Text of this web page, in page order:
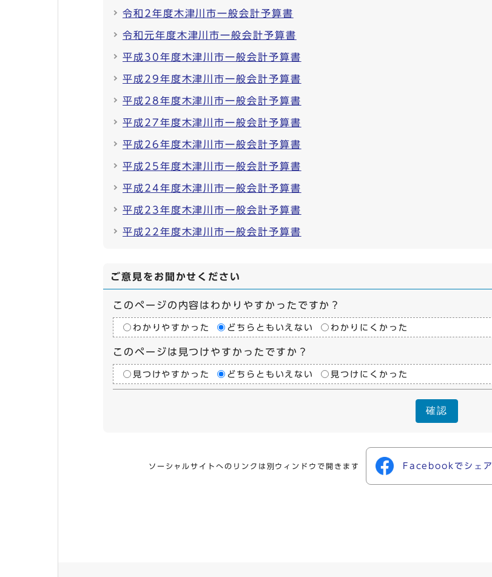
令和2年度木津川市一般会計予算書
令和元年度木津川市一般会計予算書
平成30年度木津川市一般会計予算書
平成29年度木津川市一般会計予算書
平成28年度木津川市一般会計予算書
平成27年度木津川市一般会計予算書
平成26年度木津川市一般会計予算書
平成25年度木津川市一般会計予算書
平成24年度木津川市一般会計予算書
平成23年度木津川市一般会計予算書
平成22年度木津川市一般会計予算書
ご意見をお聞かせください
このページの内容はわかりやすかったですか？
わかりやすかった どちらともいえない わかりにくかった
このページは見つけやすかったですか？
見つけやすかった どちらともいえない 見つけにくかった
確認
ソーシャルサイトへのリンクは別ウィンドウで開きます Facebookでシェア